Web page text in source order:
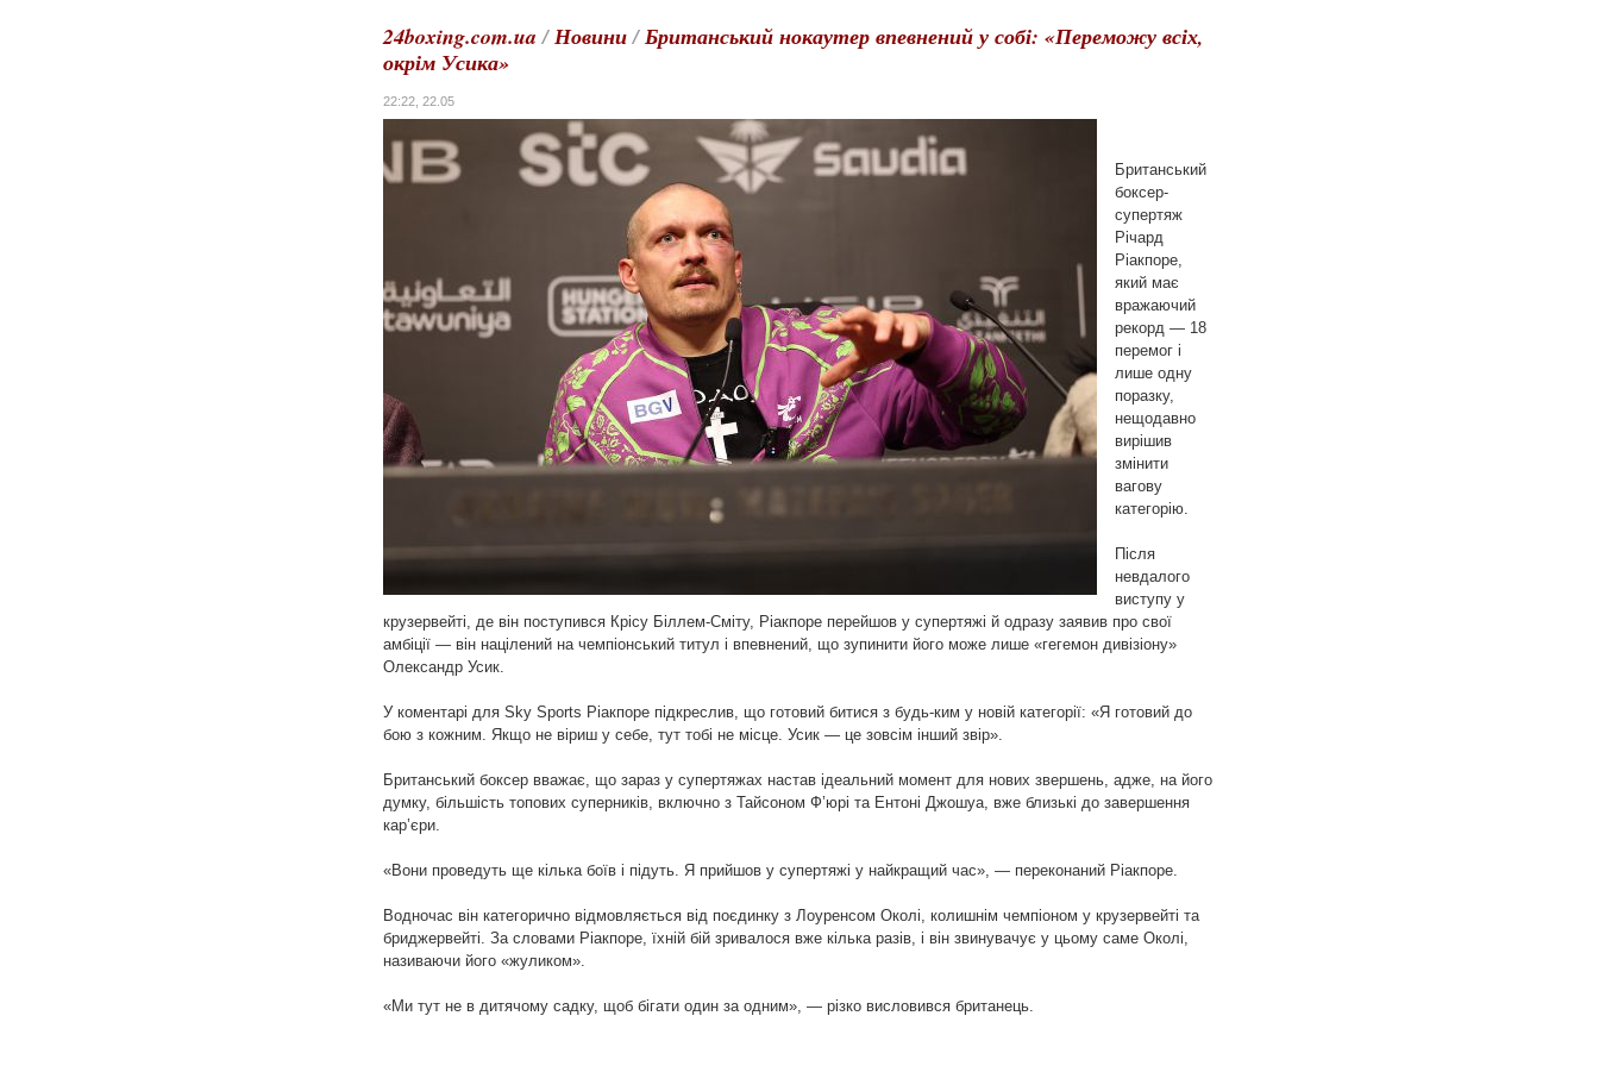
24boxing.com.ua /Новини/Британський нокаутер впевнений у собі: «Переможу всіх,
окрім Усика»
22:22, 22.05
Британський
боксер-
супертяж
Річард
Ріакпоре,
який має
вражаючий
рекорд — 18
перемог і
лише одну
поразку,
нещодавно
вирішив
змінити
вагову
категорію.
Після
невдалого
виступу у
крузервейті, де він поступився Крісу Біллем-Сміту, Ріакпоре перейшов у супертяжі й одразу заявив про свої
амбіції — він націлений на чемпіонський титул і впевнений, що зупинити його може лише «гегемон дивізіону»
Олександр Усик.
У коментарі для Sky Sports Ріакпоре підкреслив, що готовий битися з будь-ким у новій категорії: «Я готовий до
бою з кожним. Якщо не віриш у себе, тут тобі не місце. Усик — це зовсім інший звір».
Британський боксер вважає, що зараз у супертяжах настав ідеальний момент для нових звершень, адже, на його
думку, більшість топових суперників, включно з Тайсоном Ф’юрі та Ентоні Джошуа, вже близькі до завершення
кар’єри.
«Вони проведуть ще кілька боїв і підуть. Я прийшов у супертяжі у найкращий час», — переконаний Ріакпоре.
Водночас він категорично відмовляється від поєдинку з Лоуренсом Околі, колишнім чемпіоном у крузервейті та
бриджервейті. За словами Ріакпоре, їхній бій зривалося вже кілька разів, і він звинувачує у цьому саме Околі,
називаючи його «жуликом».
«Ми тут не в дитячому садку, щоб бігати один за одним», — різко висловився британець.